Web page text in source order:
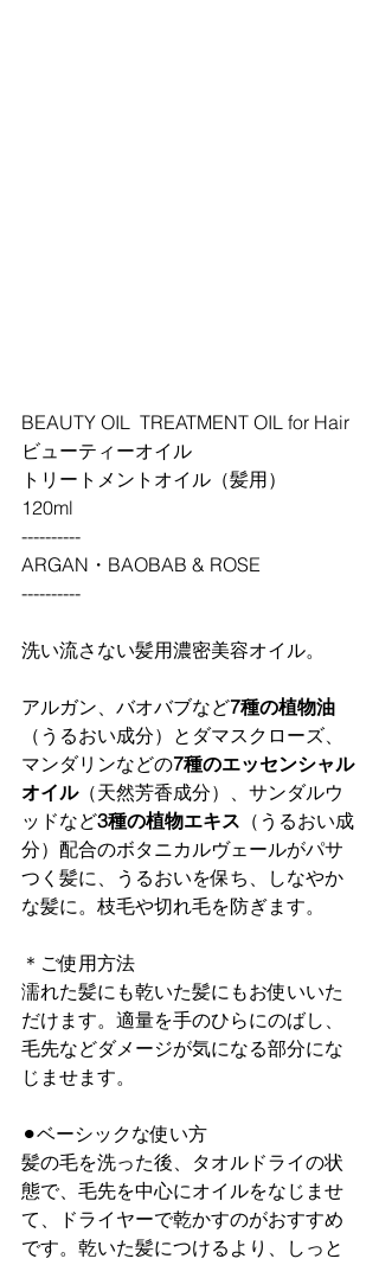
BEAUTY OIL  TREATMENT OIL for Hair
ビューティーオイル
トリートメントオイル（髪用）
120ml
----------
ARGAN・BAOBAB & ROSE
----------
洗い流さない髪用濃密美容オイル。
アルガン、バオバブなど7種の植物油
（うるおい成分）とダマスクローズ、
マンダリンなどの7種のエッセンシャル
オイル（天然芳香成分）、サンダルウ
ッドなど3種の植物エキス （うるおい成
分）配合のボタニカルヴェールがパサ
つく髪に、うるおいを保ち、しなやか
な髪に。枝毛や切れ毛を防ぎます。
＊ご使用方法
濡れた髪にも乾いた髪にもお使いいた
だけます。適量を手のひらにのばし、
毛先などダメージが気になる部分にな
じませます。
⚫︎ベーシックな使い方
髪の毛を洗った後、タオルドライの状
態で、毛先を中心にオイルをなじませ
て、ドライヤーで乾かすのがおすすめ
です。乾いた髪につけるより、しっと